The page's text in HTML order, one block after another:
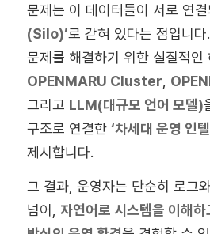
문제는 이 데이터들이 서로 연
(Silo)’로 갇혀 있다는 점입니
문제를 해결하기 위한 실질적인
OPENMARU Cluster
그리고 LLM(대규모 언어 모델)
구조로 연결한 ‘차세대 운영 인
제시합니다.
그 결과, 운영자는 단순히 로그
넘어, 자연어로 시스템을 이해